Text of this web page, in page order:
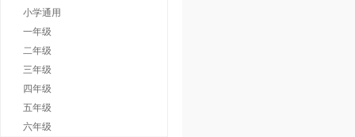
小学通用
一年级
二年级
三年级
四年级
五年级
六年级